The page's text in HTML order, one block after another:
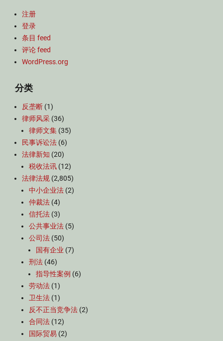
注册
登录
条目 feed
评论 feed
WordPress.org
分类
反垄断 (1)
律师风采 (36)
律师文集 (35)
民事诉讼法 (6)
法律新知 (20)
税收法讯 (12)
法律法规 (2,805)
中小企业法 (2)
仲裁法 (4)
信托法 (3)
公共事业法 (5)
公司法 (50)
国有企业 (7)
刑法 (46)
指导性案例 (6)
劳动法 (1)
卫生法 (1)
反不正当竞争法 (2)
合同法 (12)
国际贸易 (2)